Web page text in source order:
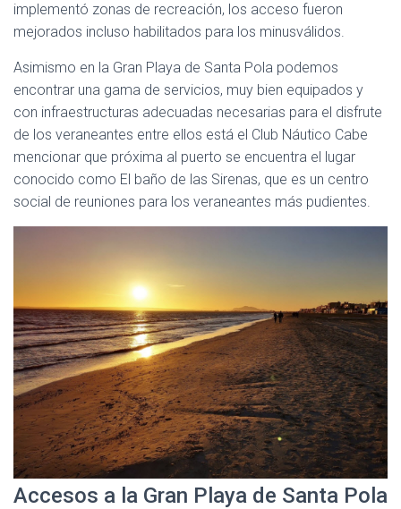
implementó zonas de recreación, los acceso fueron
mejorados incluso habilitados para los minusválidos.
Asimismo en la Gran Playa de Santa Pola podemos
encontrar una gama de servicios, muy bien equipados y
con infraestructuras adecuadas necesarias para el disfrute
de los veraneantes entre ellos está el Club Náutico Cabe
mencionar que próxima al puerto se encuentra el lugar
conocido como El baño de las Sirenas, que es un centro
social de reuniones para los veraneantes más pudientes.
Accesos a la Gran Playa de Santa Pola